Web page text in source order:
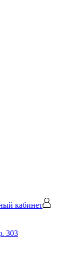
кабинет
303